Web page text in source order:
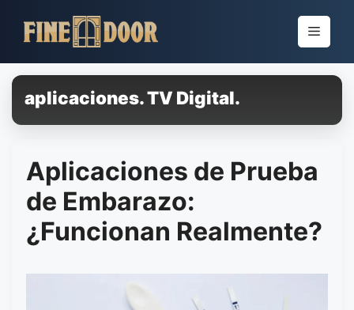
para
conteúdo
Menu
aplicaciones. TV Digital.
Aplicaciones de Prueba
de Embarazo:
¿Funcionan Realmente?